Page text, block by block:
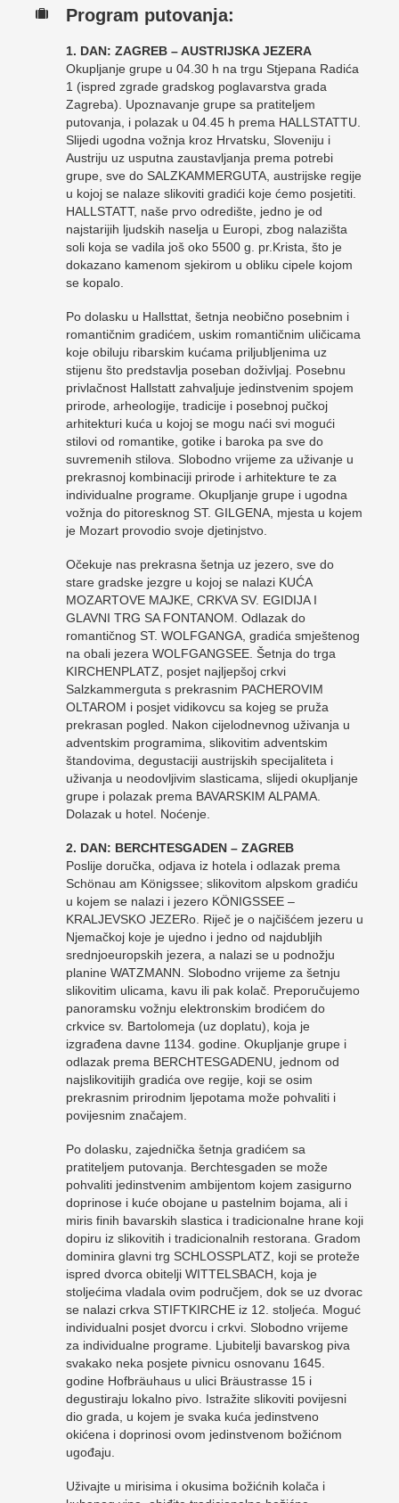
Program putovanja:
1. DAN: ZAGREB – AUSTRIJSKA JEZERA
Okupljanje grupe u 04.30 h na trgu Stjepana Radića
1 (ispred zgrade gradskog poglavarstva grada
Zagreba). Upoznavanje grupe sa pratiteljem
putovanja, i polazak u 04.45 h prema HALLSTATTU.
Slijedi ugodna vožnja kroz Hrvatsku, Sloveniju i
Austriju uz usputna zaustavljanja prema potrebi
grupe, sve do SALZKAMMERGUTA, austrijske regije
u kojoj se nalaze slikoviti gradići koje ćemo posjetiti.
HALLSTATT, naše prvo odredište, jedno je od
najstarijih ljudskih naselja u Europi, zbog nalazišta
soli koja se vadila još oko 5500 g. pr.Krista, što je
dokazano kamenom sjekirom u obliku cipele kojom
se kopalo.
Po dolasku u Hallsttat, šetnja neobično posebnim i
romantičnim gradićem, uskim romantičnim uličicama
koje obiluju ribarskim kućama priljubljenima uz
stijenu što predstavlja poseban doživljaj. Posebnu
privlačnost Hallstatt zahvaljuje jedinstvenim spojem
prirode, arheologije, tradicije i posebnoj pučkoj
arhitekturi kuća u kojoj se mogu naći svi mogući
stilovi od romantike, gotike i baroka pa sve do
suvremenih stilova. Slobodno vrijeme za uživanje u
prekrasnoj kombinaciji prirode i arhitekture te za
individualne programe. Okupljanje grupe i ugodna
vožnja do pitoresknog ST. GILGENA, mjesta u kojem
je Mozart provodio svoje djetinjstvo.
Očekuje nas prekrasna šetnja uz jezero, sve do
stare gradske jezgre u kojoj se nalazi KUĆA
MOZARTOVE MAJKE, CRKVA SV. EGIDIJA I
GLAVNI TRG SA FONTANOM. Odlazak do
romantičnog ST. WOLFGANGA, gradića smještenog
na obali jezera WOLFGANGSEE. Šetnja do trga
KIRCHENPLATZ, posjet najljepšoj crkvi
Salzkammerguta s prekrasnim PACHEROVIM
OLTAROM i posjet vidikovcu sa kojeg se pruža
prekrasan pogled. Nakon cijelodnevnog uživanja u
adventskim programima, slikovitim adventskim
štandovima, degustaciji austrijskih specijaliteta i
uživanja u neodovljivim slasticama, slijedi okupljanje
grupe i polazak prema BAVARSKIM ALPAMA.
Dolazak u hotel. Noćenje.
2. DAN: BERCHTESGADEN – ZAGREB
Poslije doručka, odjava iz hotela i odlazak prema
Schönau am Königssee; slikovitom alpskom gradiću
u kojem se nalazi i jezero KÖNIGSSEE –
KRALJEVSKO JEZERo. Riječ je o najčišćem jezeru u
Njemačkoj koje je ujedno i jedno od najdubljih
srednjoeuropskih jezera, a nalazi se u podnožju
planine WATZMANN. Slobodno vrijeme za šetnju
slikovitim ulicama, kavu ili pak kolač. Preporučujemo
panoramsku vožnju elektronskim brodićem do
crkvice sv. Bartolomeja (uz doplatu), koja je
izgrađena davne 1134. godine. Okupljanje grupe i
odlazak prema BERCHTESGADENU, jednom od
najslikovitijih gradića ove regije, koji se osim
prekrasnim prirodnim ljepotama može pohvaliti i
povijesnim značajem.
Po dolasku, zajednička šetnja gradićem sa
pratiteljem putovanja. Berchtesgaden se može
pohvaliti jedinstvenim ambijentom kojem zasigurno
doprinose i kuće obojane u pastelnim bojama, ali i
miris finih bavarskih slastica i tradicionalne hrane koji
dopiru iz slikovitih i tradicionalnih restorana. Gradom
dominira glavni trg SCHLOSSPLATZ, koji se proteže
ispred dvorca obitelji WITTELSBACH, koja je
stoljećima vladala ovim područjem, dok se uz dvorac
se nalazi crkva STIFTKIRCHE iz 12. stoljeća. Moguć
individualni posjet dvorcu i crkvi. Slobodno vrijeme
za individualne programe. Ljubitelji bavarskog piva
svakako neka posjete pivnicu osnovanu 1645.
godine Hofbräuhaus u ulici Bräustrasse 15 i
degustiraju lokalno pivo. Istražite slikoviti povijesni
dio grada, u kojem je svaka kuća jedinstveno
okićena i doprinosi ovom jedinstvenom božićnom
ugođaju.
Uživajte u mirisima i okusima božićnih kolača i